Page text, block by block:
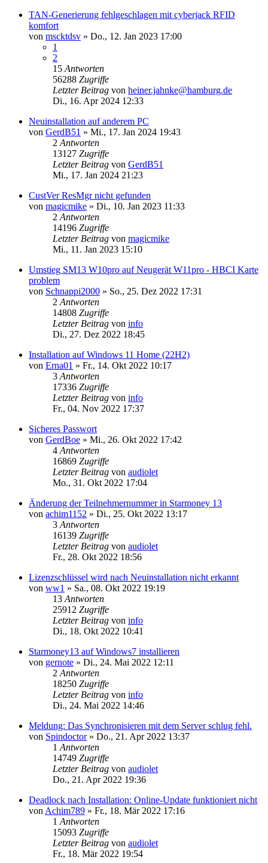
TAN-Generierung fehlgeschlagen mit cyberjack RFID
komfort
von mscktdsv » Do., 12. Jan 2023 17:00
1
2
15 Antworten
56288 Zugriffe
Letzter Beitrag von heiner.jahnke@hamburg.de
Di., 16. Apr 2024 12:33
Neuinstallation auf anderem PC
von GerdB51 » Mi., 17. Jan 2024 19:43
2 Antworten
13127 Zugriffe
Letzter Beitrag von GerdB51
Mi., 17. Jan 2024 21:23
CustVer ResMgr nicht gefunden
von magicmike » Di., 10. Jan 2023 11:33
2 Antworten
14196 Zugriffe
Letzter Beitrag von magicmike
Mi., 11. Jan 2023 15:10
Umstieg SM13 W10pro auf Neugerät W11pro - HBCI Karte
problem
von Schnappi2000 » So., 25. Dez 2022 17:31
2 Antworten
14808 Zugriffe
Letzter Beitrag von info
Di., 27. Dez 2022 18:45
Installation auf Windows 11 Home (22H2)
von Erna01 » Fr., 14. Okt 2022 10:17
3 Antworten
17336 Zugriffe
Letzter Beitrag von info
Fr., 04. Nov 2022 17:37
Sicheres Passwort
von GerdBoe » Mi., 26. Okt 2022 17:42
4 Antworten
16869 Zugriffe
Letzter Beitrag von audiolet
Mo., 31. Okt 2022 17:04
Änderung der Teilnehmernummer in Starmoney 13
von achim1152 » Di., 25. Okt 2022 13:17
3 Antworten
16139 Zugriffe
Letzter Beitrag von audiolet
Fr., 28. Okt 2022 18:56
Lizenzschlüssel wird nach Neuinstallation nicht erkannt
von ww1 » Sa., 08. Okt 2022 19:19
13 Antworten
25912 Zugriffe
Letzter Beitrag von info
Di., 18. Okt 2022 10:41
Starmoney13 auf Windows7 installieren
von gernote » Di., 24. Mai 2022 12:11
2 Antworten
18250 Zugriffe
Letzter Beitrag von info
Di., 24. Mai 2022 14:46
Meldung: Das Synchronisieren mit dem Server schlug fehl.
von Spindoctor» Do., 21. Apr 2022 13:37
1 Antworten
14749 Zugriffe
Letzter Beitrag von audiolet
Do., 21. Apr 2022 19:36
Deadlock nach Installation: Online-Update funktioniert nicht
von Achim789 » Fr., 18. Mär 2022 17:16
1 Antworten
15093 Zugriffe
Letzter Beitrag von audiolet
Fr., 18. Mär 2022 19:54